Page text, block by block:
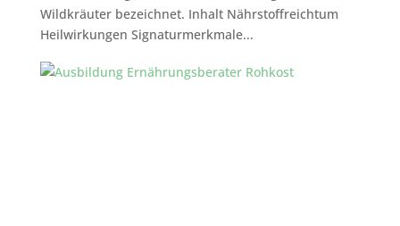
Wildkräuter bezeichnet. Inhalt Nährstoffreichtum
Heilwirkungen Signaturmerkmale...